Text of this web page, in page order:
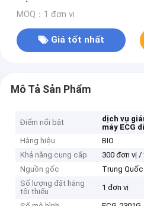
MOQ：1 đơn vị
Giá tốt nhất
Mô Tả Sản Phẩm
Điểm nổi bật dịch vụ
máy ECG
Hàng hiệu
BIO
Khả năng cung cấp
300 đơn vị /
Nguồn gốc
Trung Quốc
Số lượng đặt hàng
tối thiểu
1 đơn vị